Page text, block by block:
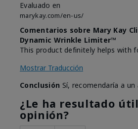
Evaluado en
marykay.com/en-us/
Comentarios sobre Mary Kay
Dynamic Wrinkle Limiter™
This product definitely helps with
Mostrar Traducción
Conclusión Sí, recomendaría a un
¿Le ha resultado
opinión?